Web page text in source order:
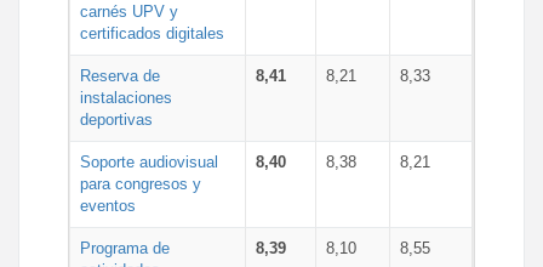
carnés UPV y
certificados digitales
Reserva de
instalaciones
deportivas
8,41 8,21 8,33
Soporte audiovisual
para congresos y
eventos
8,40 8,38 8,21
Programa de
8,39 8,10 8,55